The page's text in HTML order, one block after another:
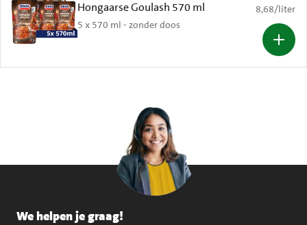
Hongaarse Goulash 570 ml
5 x 570 ml - zonder doos
€ 8,68 per
8,68/liter
We helpen je graag!